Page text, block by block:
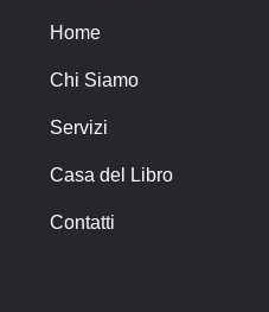
Home
Chi Siamo
Servizi
Casa del Libro
Contatti